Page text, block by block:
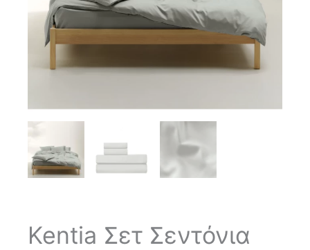
Kentia Σετ Σεντόνια